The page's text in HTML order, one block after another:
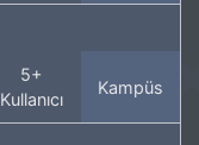
5+
Kullanıcı
Kampüs